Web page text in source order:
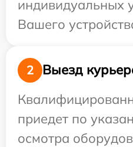
индивидуальных
Вашего
2
Выезд
приедет по
осмотра